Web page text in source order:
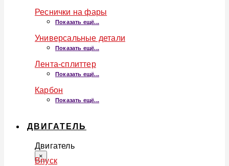
Реснички на фары
Показать ещё...
Универсальные детали
Показать ещё...
Лента-сплиттер
Показать ещё...
Карбон
Показать ещё...
ДВИГАТЕЛЬ
Двигатель
×
Впуск